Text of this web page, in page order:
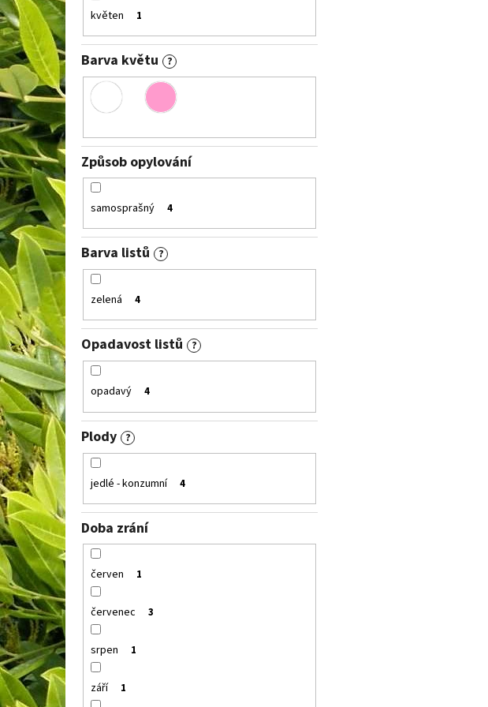
květen 1
Barva květu ?
Způsob opylování
samosprašný 4
Barva listů ?
zelená 4
Opadavost listů ?
opadavý 4
Plody ?
jedlé - konzumní 4
Doba zrání
červen 1
červenec 3
srpen 1
září 1